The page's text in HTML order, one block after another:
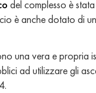
del complesso è
è anche dotato di
una vera e
ad utilizzare gli